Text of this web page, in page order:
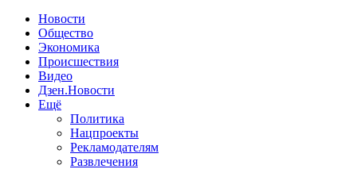
Новости
Общество
Экономика
Происшествия
Видео
Дзен.Новости
Ещё
Политика
Нацпроекты
Рекламодателям
Развлечения